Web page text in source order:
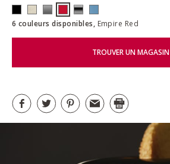
6 couleurs disponibles, Empire Red
TROUVER UN MAGASIN